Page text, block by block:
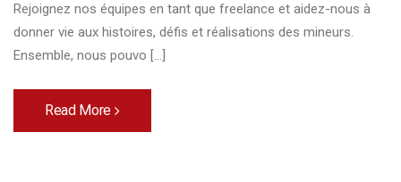
Rejoignez nos équipes en tant que freelance et aidez-nous à
donner vie aux histoires, défis et réalisations des mineurs.
Ensemble, nous pouvo [...]
Read More